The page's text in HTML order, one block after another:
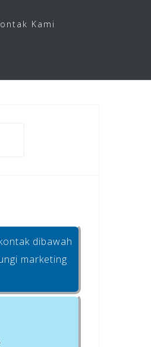
Kami
dibawah
marketing